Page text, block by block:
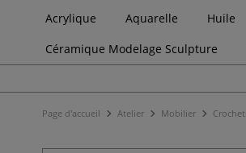
Acrylique Aquarelle Huile
Céramique Modelage Sculpture
Page d'accueil Atelier Mobilier